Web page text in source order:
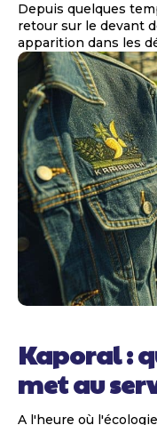
Depuis quelques
retour sur le devant
apparition dans les
Kaporal :
met au
A l'heure où